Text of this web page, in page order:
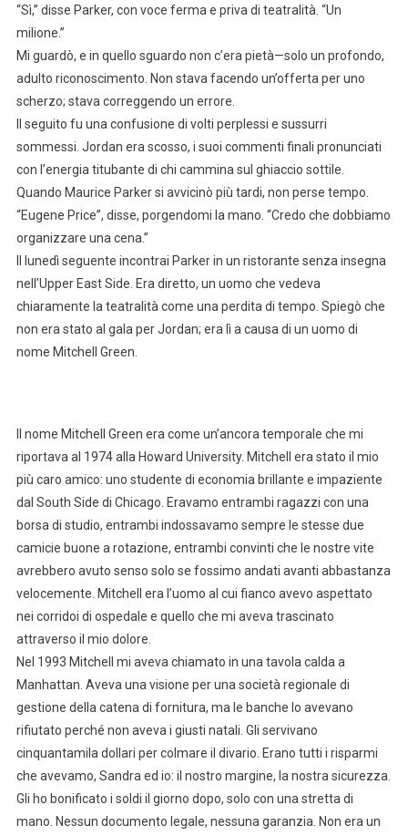
“Sì,” disse Parker, con voce ferma e priva di teatralità. “Un
milione.”
Mi guardò, e in quello sguardo non c’era pietà—solo un profondo,
adulto riconoscimento. Non stava facendo un’offerta per uno
scherzo; stava correggendo un errore.
Il seguito fu una confusione di volti perplessi e sussurri
sommessi. Jordan era scosso, i suoi commenti finali pronunciati
con l’energia titubante di chi cammina sul ghiaccio sottile.
Quando Maurice Parker si avvicinò più tardi, non perse tempo.
“Eugene Price”, disse, porgendomi la mano. “Credo che dobbiamo
organizzare una cena.”
Il lunedì seguente incontrai Parker in un ristorante senza insegna
nell’Upper East Side. Era diretto, un uomo che vedeva
chiaramente la teatralità come una perdita di tempo. Spiegò che
non era stato al gala per Jordan; era lì a causa di un uomo di
nome Mitchell Green.
Il nome Mitchell Green era come un’ancora temporale che mi
riportava al 1974 alla Howard University. Mitchell era stato il mio
più caro amico: uno studente di economia brillante e impaziente
dal South Side di Chicago. Eravamo entrambi ragazzi con una
borsa di studio, entrambi indossavamo sempre le stesse due
camicie buone a rotazione, entrambi convinti che le nostre vite
avrebbero avuto senso solo se fossimo andati avanti abbastanza
velocemente. Mitchell era l’uomo al cui fianco avevo aspettato
nei corridoi di ospedale e quello che mi aveva trascinato
attraverso il mio dolore.
Nel 1993 Mitchell mi aveva chiamato in una tavola calda a
Manhattan. Aveva una visione per una società regionale di
gestione della catena di fornitura, ma le banche lo avevano
rifiutato perché non aveva i giusti natali. Gli servivano
cinquantamila dollari per colmare il divario. Erano tutti i risparmi
che avevamo, Sandra ed io: il nostro margine, la nostra sicurezza.
Gli ho bonificato i soldi il giorno dopo, solo con una stretta di
mano. Nessun documento legale, nessuna garanzia. Non era un